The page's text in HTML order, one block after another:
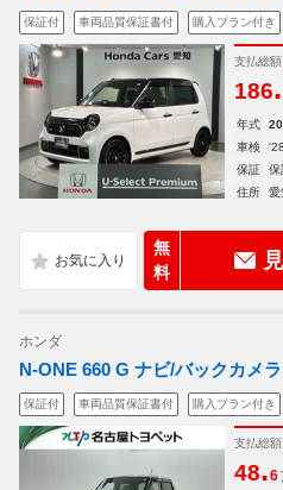
保証付 車両品質保証書付 購入プラン付き
支払総額
186.
年式
車検
保証
保
住所
愛
無
料
ホンダ
N-ONE 660 G ナビ/バックカメ
保証付 車両品質保証書付 購入プラン付き
支払総額
48.6